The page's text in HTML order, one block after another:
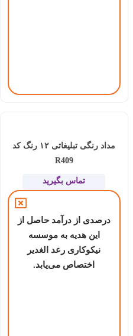
مداد رنگی تبلیغاتی ۱۲ رنگ کد
R409
تماس بگیرید
درصدی از درآمد حاصل از
این هدیه به موسسه
نیکوکاری رعد الغدیر
اختصاص می‌یابد.